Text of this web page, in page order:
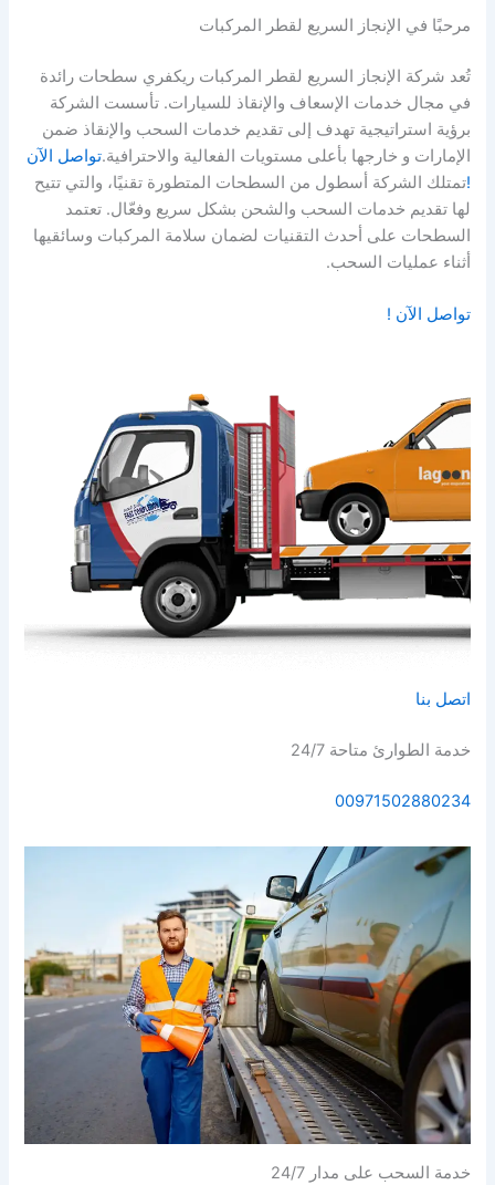
مرحبًا في الإنجاز السريع لقطر المركبات
تُعد شركة الإنجاز السريع لقطر المركبات ريكفري سطحات رائدة
في مجال خدمات الإسعاف والإنقاذ للسيارات. تأسست الشركة
برؤية استراتيجية تهدف إلى تقديم خدمات السحب والإنقاذ ضمن
الإمارات و خارجها بأعلى مستويات الفعالية والاحترافية.تواصل الآن
!تمتلك الشركة أسطول من السطحات المتطورة تقنيًا، والتي تتيح
لها تقديم خدمات السحب والشحن بشكل سريع وفعّال. تعتمد
السطحات على أحدث التقنيات لضمان سلامة المركبات وسائقيها
أثناء عمليات السحب.
تواصل الآن !
اتصل بنا
خدمة الطوارئ متاحة 24/7
⁦00971502880234⁩
خدمة السحب على مدار 24/7